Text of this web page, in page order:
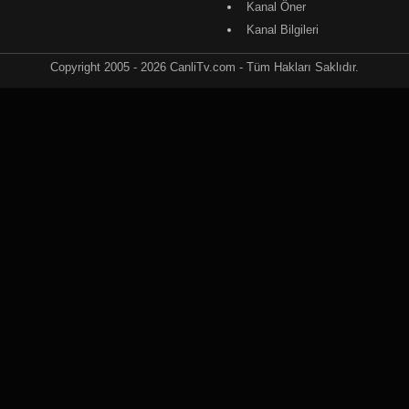
Kanal Öner
Kanal Bilgileri
Copyright 2005 - 2026 CanliTv.com - Tüm Hakları Saklıdır.